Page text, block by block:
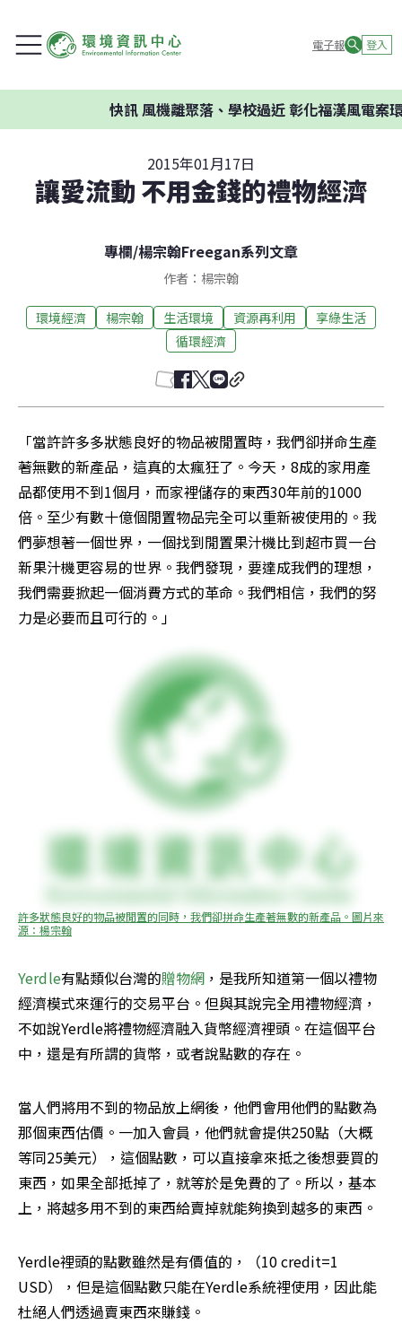
電子報 登入
風機離聚落、學校過近 彰化福漢風電案環委
2015年01月17日
讓愛流動 不用金錢的禮物經濟
專欄/楊宗翰Freegan系列文章
作者：楊宗翰
環境經濟 楊宗翰 生活環境 資源再利用
享綠生活
循環經濟
「當許許多多狀態良好的物品被閒置時，我們卻拼命生產
著無數的新產品，這真的太瘋狂了。今天，8成的家用產
品都使用不到1個月，而家裡儲存的東西30年前的1000
倍。至少有數十億個閒置物品完全可以重新被使用的。我
們夢想著一個世界，一個找到閒置果汁機比到超市買一台
新果汁機更容易的世界。我們發現，要達成我們的理想，
我們需要掀起一個消費方式的革命。我們相信，我們的努
力是必要而且可行的。」
許多狀態良好的物品被閒置的同時，我們卻拼命生產著無數的新產品。圖片來
源：楊宗翰
Yerdle有點類似台灣的贈物網 ，是我所知道第一個以禮物
經濟模式來運行的交易平台。但與其說完全用禮物經濟，
不如說Yerdle將禮物經濟融入貨幣經濟裡頭。在這個平台
中，還是有所謂的貨幣，或者說點數的存在。
當人們將用不到的物品放上網後，他們會用他們的點數為
那個東西估價。一加入會員，他們就會提供250點（大概
等同25美元），這個點數，可以直接拿來抵之後想要買的
東西，如果全部抵掉了，就等於是免費的了。所以，基本
上，將越多用不到的東西給賣掉就能夠換到越多的東西。
Yerdle裡頭的點數雖然是有價值的，（10 credit=1
USD），但是這個點數只能在Yerdle系統裡使用，因此能
杜絕人們透過賣東西來賺錢。